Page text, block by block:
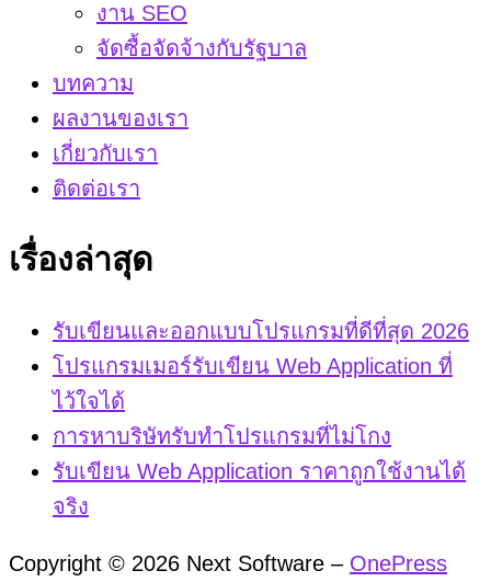
งาน SEO
จัดซื้อจัดจ้างกับรัฐบาล
บทความ
ผลงานของเรา
เกี่ยวกับเรา
ติดต่อเรา
เรื่องล่าสุด
รับเขียนและออกแบบโปรแกรมที่ดีที่สุด 2026
โปรแกรมเมอร์รับเขียน Web Application ที่
ไว้ใจได้
การหาบริษัทรับทำโปรแกรมที่ไม่โกง
รับเขียน Web Application ราคาถูกใช้งานได้
จริง
Copyright © 2026 Next Software – OnePress